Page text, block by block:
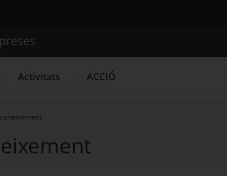
Cercador
Convocatòries d'ajuts obertes
Activitats ACCIÓ